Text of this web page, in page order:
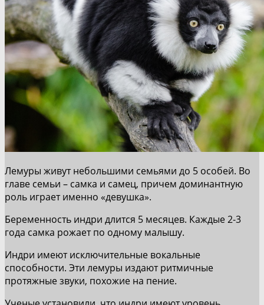
Лемуры живут небольшими семьями до 5 особей. Во
главе семьи – самка и самец, причем доминантную
роль играет именно «девушка».
Беременность индри длится 5 месяцев. Каждые 2-3
года самка рожает по одному малышу.
Индри имеют исключительные вокальные
способности. Эти лемуры издают ритмичные
протяжные звуки, похожие на пение.